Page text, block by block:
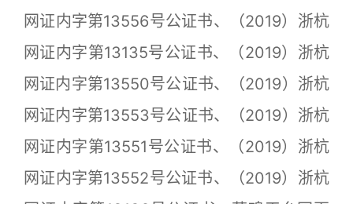
网证内字第13556号公证书、（2019）浙杭
网证内字第13135号公证书、（2019）浙杭
网证内字第13550号公证书、（2019）浙杭
网证内字第13553号公证书、（2019）浙杭
网证内字第13551号公证书、（2019）浙杭
网证内字第13552号公证书、（2019）浙杭